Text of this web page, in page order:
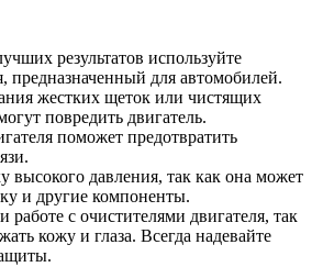
результатов используйте
предназначенный для автомобилей.
жестких щеток или чистящих
повредить двигатель.
поможет предотвратить
высокого давления, так как она может
и другие компоненты.
работе с очистителями двигателя, так
кожу и глаза. Всегда надевайте